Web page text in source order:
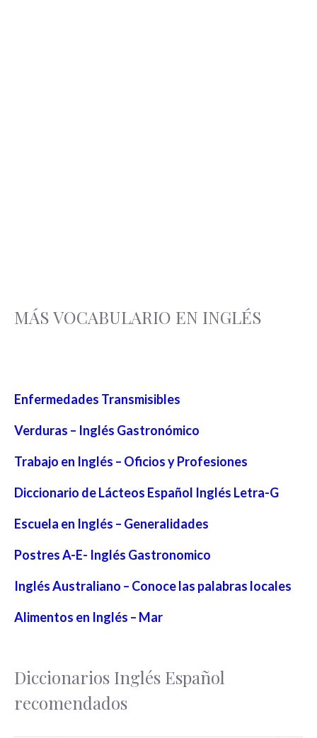
MÁS VOCABULARIO EN INGLÉS
Enfermedades Transmisibles
Verduras – Inglés Gastronómico
Trabajo en Inglés – Oficios y Profesiones
Diccionario de Lácteos Español Inglés Letra-G
Escuela en Inglés – Generalidades
Postres A-E- Inglés Gastronomico
Inglés Australiano – Conoce las palabras locales
Alimentos en Inglés – Mar
Diccionarios Inglés Español
recomendados